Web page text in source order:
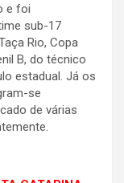
e foi
sub-17
Rio, Copa
B, do técnico
estadual. Já os
se
de várias